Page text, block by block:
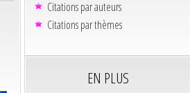
Citations par auteurs
Citations par thèmes
EN PLUS